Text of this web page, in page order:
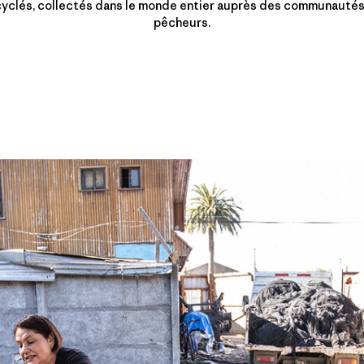
collectés dans le monde entier auprès des
pêcheurs.